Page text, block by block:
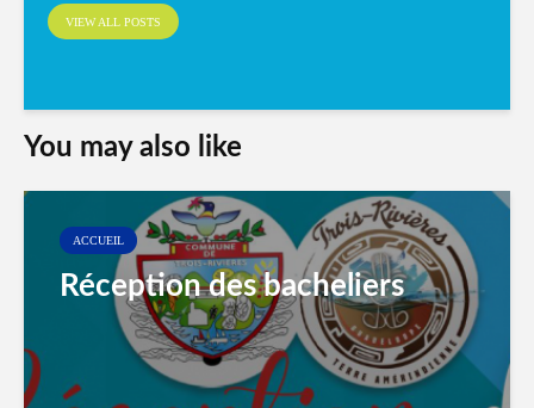
VIEW ALL POSTS
You may also like
ACCUEIL
Réception des bacheliers